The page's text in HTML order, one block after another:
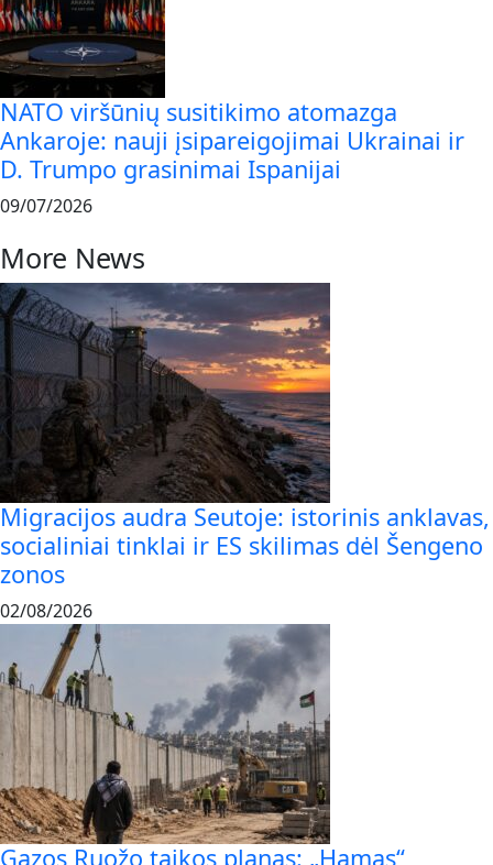
NATO viršūnių susitikimo atomazga
Ankaroje: nauji įsipareigojimai Ukrainai ir
D. Trumpo grasinimai Ispanijai
09/07/2026
More News
Migracijos audra Seutoje: istorinis anklavas,
socialiniai tinklai ir ES skilimas dėl Šengeno
zonos
02/08/2026
Gazos Ruožo taikos planas: „Hamas“